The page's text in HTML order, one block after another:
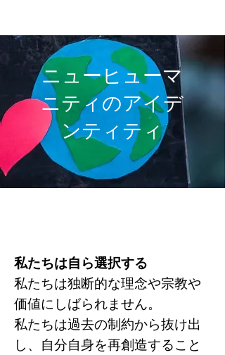
ニューヒューマ
ニティのアイデ
ンティティ
私たちは自ら選択する
私たちは独断的な理念や宗教や
価値にしばられません。
私たちは過去の制約から抜け出
し、自分自身を再創造すること